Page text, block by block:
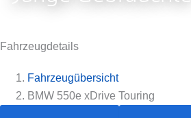
Fahrzeugdetails
Fahrzeugübersicht
BMW 550e xDrive Touring